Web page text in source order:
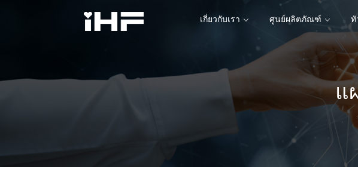
เกี่ยวกับเรา
เกี่ยวกับเรา
ศูนย์ผลิตภัณฑ์
ศูนย์ผลิตภัณฑ์
ทั
แ